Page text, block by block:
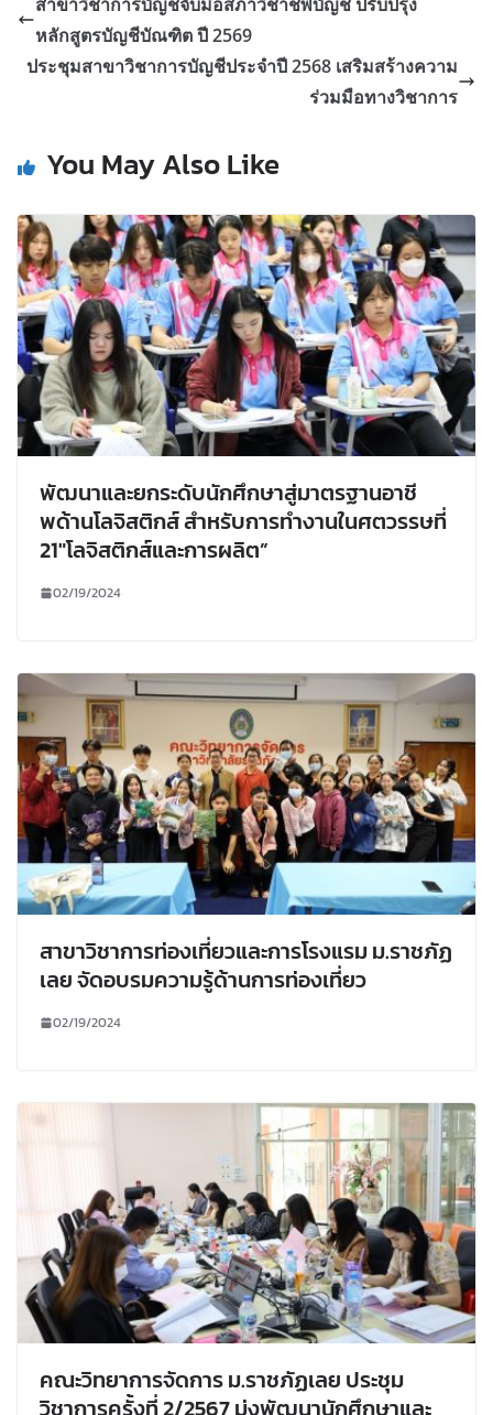
หลักสูตรบัญชีบัณฑิต ปี 2569
ประชุมสาขาวิชาการบัญชีประจำปี 2568 เสริมสร้างความ
ร่วมมือทางวิชาการ
You May Also Like
พัฒนาและยกระดับนักศึกษาสู่มาตรฐานอาชี
พด้านโลจิสติกส์ สำหรับการทำงานในศตวรรษที่
21″โลจิสติกส์และการผลิต”
02/19/2024
สาขาวิชาการท่องเที่ยวและการโรงแรม ม.ราชภัฏ
เลย จัดอบรมความรู้ด้านการท่องเที่ยว
02/19/2024
คณะวิทยาการจัดการ ม.ราชภัฏเลย ประชุม